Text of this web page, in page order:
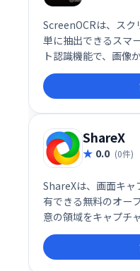
ScreenOCRは、ス
単に抽出できるスマ
ト認識機能で、画像
り出せます。使い勝
でも手軽に利用可能
ShareX
0.0 (0件)
ShareXは、画面キ
有できる無料のオー
意の領域をキャプチ
ァイルを50種類以
す。手軽で高機能な
の向上に貢献します